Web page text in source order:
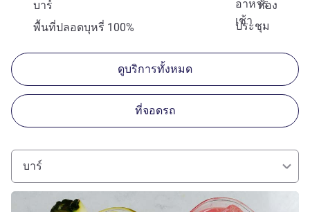
อาหาร
เช้า
บาร์
ห้อง
ประชุม
พื้นที่ปลอดบุหรี่ 100%
ดูบริการทั้งหมด
ที่จอดรถ
บาร์
ดูรายละเอียด